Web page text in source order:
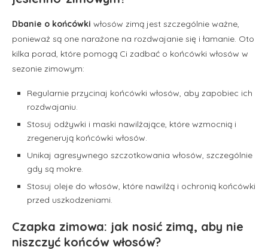
Dbanie o końcówki włosów zimą jest szczególnie ważne,
ponieważ są one narażone na rozdwajanie się i łamanie. Oto
kilka porad, które pomogą Ci zadbać o końcówki włosów w
sezonie zimowym:
Regularnie przycinaj końcówki włosów, aby zapobiec ich
rozdwajaniu.
Stosuj odżywki i maski nawilżające, które wzmocnią i
zregenerują końcówki włosów.
Unikaj agresywnego szczotkowania włosów, szczególnie
gdy są mokre.
Stosuj oleje do włosów, które nawilżą i ochronią końcówki
przed uszkodzeniami.
Czapka zimowa: jak nosić zimą, aby nie
niszczyć końców włosów?